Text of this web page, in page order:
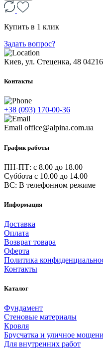
Купить в 1 клик
Задать вопрос?
Киев, ул. Стеценка, 48
Контакты
+38 (093) 170-00-36
Email office@alpina.com.ua
График работы
ПН-ПТ: c 8.00 до 18.00
Суббота с 10.00 до 14.00
ВС: В телефонном режиме
Информация
Доставка
Оплата
Возврат товара
Оферта
Политика
Контакты
Каталог
Фундамент
Стеновые материалы
Кровля
Брусчатка и уличное
Для внутренних работ